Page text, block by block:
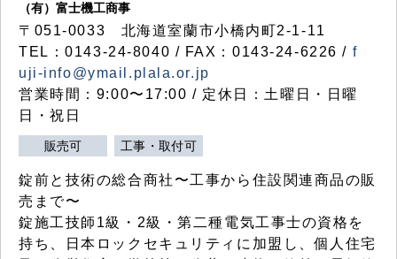
（有）富士機工商事
〒051-0033 北海道室蘭市小橋内町2-1-11
TEL：0143-24-8040 / FAX：0143-24-6226 / f
uji-info@ymail.plala.or.jp
営業時間：9:00〜17:00 / 定休日：土曜日・日曜
日・祝日
販売可 工事・取付可
錠前と技術の総合商社〜工事から住設関連商品の販
売まで〜
錠施工技師1級・2級・第二種電気工事士の資格を
持ち、日本ロックセキュリティに加盟し、個人住宅